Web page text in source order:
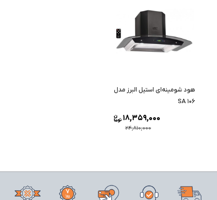
هود شومینه‌ای استیل البرز مدل
SA 106
24,810,000
18,359,000